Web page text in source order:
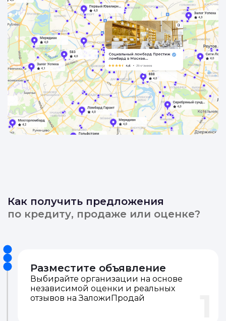
Как получить предложения
по кредиту, продаже или оценке?
Разместите объявление
Выбирайте организации на основе
независимой оценки и реальных
отзывов на ЗаложиПродай